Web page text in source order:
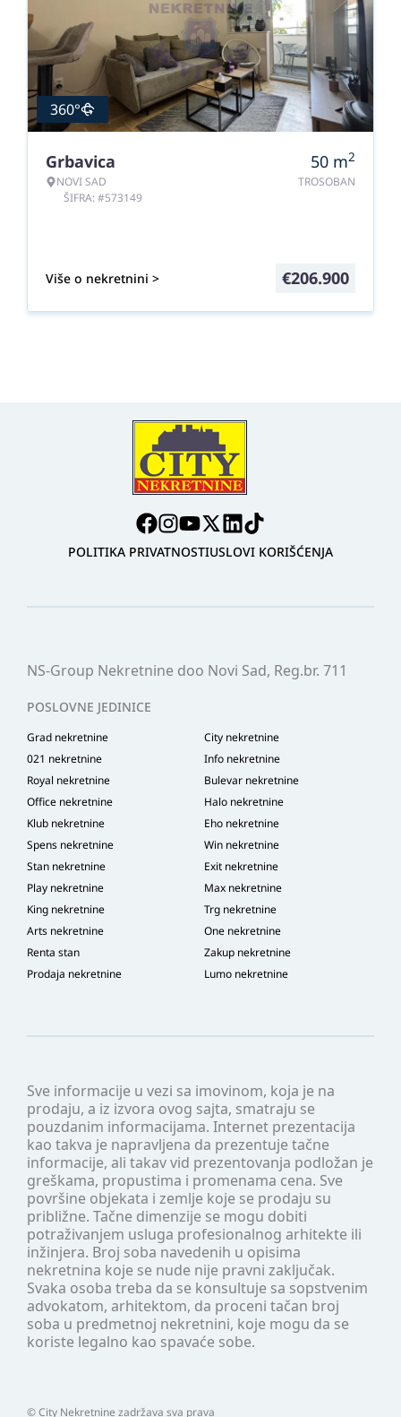
360°
Grbavica
NOVI SAD
ŠIFRA: #573149
50 m2
TROSOBAN
Više o nekretnini > €206.900
POLITIKA PRIVATNOSTIUSLOVI KORIŠĆENJA
Sve informacije u vezi sa imovinom, koja je na
prodaju, a iz izvora ovog sajta, smatraju se
pouzdanim informacijama. Internet prezentacija
kao takva je napravljena da prezentuje tačne
informacije, ali takav vid prezentovanja podložan je
greškama, propustima i promenama cena. Sve
površine objekata i zemlje koje se prodaju su
približne. Tačne dimenzije se mogu dobiti
potraživanjem usluga profesionalnog arhitekte ili
inžinjera. Broj soba navedenih u opisima
nekretnina koje se nude nije pravni zaključak.
Svaka osoba treba da se konsultuje sa sopstvenim
advokatom, arhitektom, da proceni tačan broj
soba u predmetnoj nekretnini, koje mogu da se
koriste legalno kao spavaće sobe.
NS-Group Nekretnine doo Novi Sad, Reg.br. 711
POSLOVNE JEDINICE
Grad nekretnine
City nekretnine
021 nekretnine
Info nekretnine
Royal nekretnine
Bulevar nekretnine
Office nekretnine
Halo nekretnine
Klub nekretnine
Eho nekretnine
Spens nekretnine
Win nekretnine
Stan nekretnine
Exit nekretnine
Play nekretnine
Max nekretnine
King nekretnine
Trg nekretnine
Arts nekretnine
One nekretnine
Renta stan
Zakup nekretnine
Prodaja nekretnine
Lumo nekretnine
©City Nekretnine zadržava sva prava